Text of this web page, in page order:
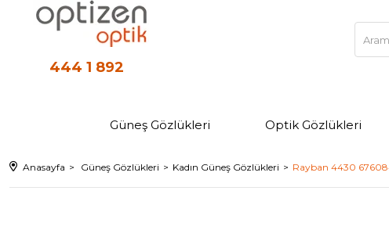
444 1 892
Güneş Gözlükleri Optik Gözlükleri
Anasayfa Güneş Gözlükleri Kadın Güneş Gözlükleri Rayban 4430